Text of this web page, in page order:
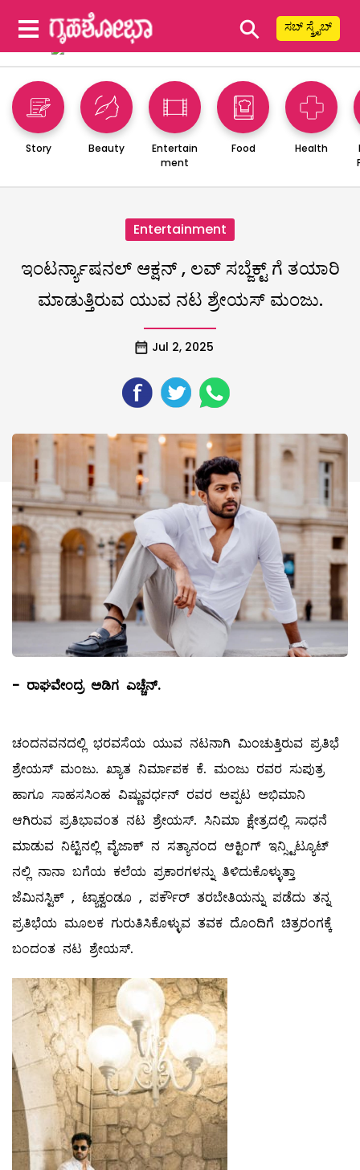
⚲ ಸಬ್ ಸ್ಕ್ರೈಬ್
Story Beauty
Entertain
ment
Food Health
Entertainment
ಇಂಟರ್ನ್ಯಾಷನಲ್ ಆಕ್ಷನ್ , ಲವ್ ಸಬ್ಜೆಕ್ಟ್ ಗೆ ತಯಾರಿ
ಮಾಡುತ್ತಿರುವ ಯುವ ನಟ ಶ್ರೇಯಸ್ ಮಂಜು.
Jul 2, 2025
- ರಾಘವೇಂದ್ರ ಅಡಿಗ ಎಚ್ಚೆನ್.
ಚಂದನವನದಲ್ಲಿ ಭರವಸೆಯ ಯುವ ನಟನಾಗಿ ಮಿಂಚುತ್ತಿರುವ ಪ್ರತಿಭೆ
ಶ್ರೇಯಸ್ ಮಂಜು. ಖ್ಯಾತ ನಿರ್ಮಾಪಕ ಕೆ. ಮಂಜು ರವರ ಸುಪುತ್ರ
ಹಾಗೂ ಸಾಹಸಸಿಂಹ ವಿಷ್ಣುವರ್ಧನ್ ರವರ ಅಪ್ಪಟ ಅಭಿಮಾನಿ
ಆಗಿರುವ ಪ್ರತಿಭಾವಂತ ನಟ ಶ್ರೇಯಸ್. ಸಿನಿಮಾ ಕ್ಷೇತ್ರದಲ್ಲಿ ಸಾಧನೆ
ಮಾಡುವ ನಿಟ್ಟಿನಲ್ಲಿ ವೈಜಾಕ್ ನ ಸತ್ಯಾನಂದ ಆಕ್ಟಿಂಗ್ ಇನ್ಸ್ಟಿಟ್ಯೂಟ್
ನಲ್ಲಿ ನಾನಾ ಬಗೆಯ ಕಲೆಯ ಪ್ರಕಾರಗಳನ್ನು ತಿಳಿದುಕೊಳ್ಳುತ್ತಾ
ಜೆಮಿನಸ್ಟಿಕ್ , ಟ್ಯಾಕ್ವಂಡೂ , ಪರ್ಕೌರ್ ತರಬೇತಿಯನ್ನು ಪಡೆದು ತನ್ನ
ಪ್ರತಿಭೆಯ ಮೂಲಕ ಗುರುತಿಸಿಕೊಳ್ಳುವ ತವಕ ದೊಂದಿಗೆ ಚಿತ್ರರಂಗಕ್ಕೆ
ಬಂದಂತ ನಟ ಶ್ರೇಯಸ್.